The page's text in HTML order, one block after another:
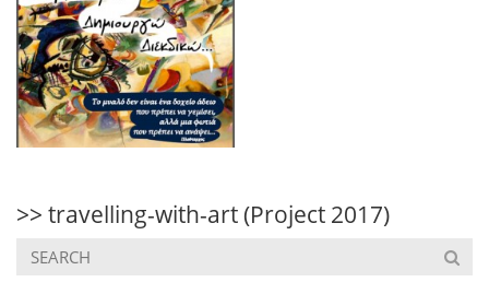
>> travelling-with-art(Project 2017)